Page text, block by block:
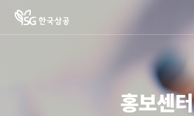
홍보센터